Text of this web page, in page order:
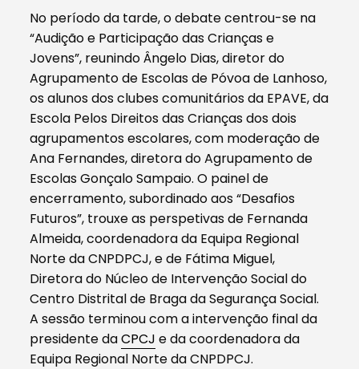
No período da tarde, o debate centrou-se na
“Audição e Participação das Crianças e
Jovens”, reunindo Ângelo Dias, diretor do
Agrupamento de Escolas de Póvoa de Lanhoso,
os alunos dos clubes comunitários da EPAVE, da
Escola Pelos Direitos das Crianças dos dois
agrupamentos escolares, com moderação de
Ana Fernandes, diretora do Agrupamento de
Escolas Gonçalo Sampaio. O painel de
encerramento, subordinado aos “Desafios
Futuros”, trouxe as perspetivas de Fernanda
Almeida, coordenadora da Equipa Regional
Norte da CNPDPCJ, e de Fátima Miguel,
Diretora do Núcleo de Intervenção Social do
Centro Distrital de Braga da Segurança Social.
A sessão terminou com a intervenção final da
presidente daCPCJ e da coordenadora da
Equipa Regional Norte da CNPDPCJ.